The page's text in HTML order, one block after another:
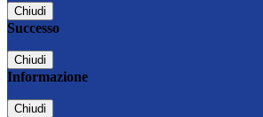
Chiudi
Successo
Chiudi
Informazione
Chiudi